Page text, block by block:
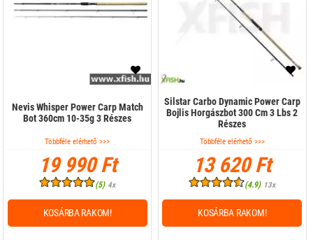
Nevis Whisper Power Carp Match
Bot 360cm 10-35g 3 Részes
Többféle elérhető >>>
19 990 Ft
(5) 4x
KOSÁRBA RAKOM!
Silstar Carbo Dynamic Power Carp
Bojlis Horgászbot 300 Cm 3 Lbs 2
Részes
Többféle elérhető >>>
13 620 Ft
(4.9) 13x
KOSÁRBA RAKOM!